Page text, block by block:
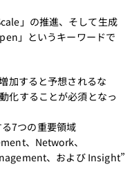
」の推進、そして生成
」というキーワードで
加すると予想されるな
化することが必須となっ
7つの重要領域
、Network、
、および Insight”